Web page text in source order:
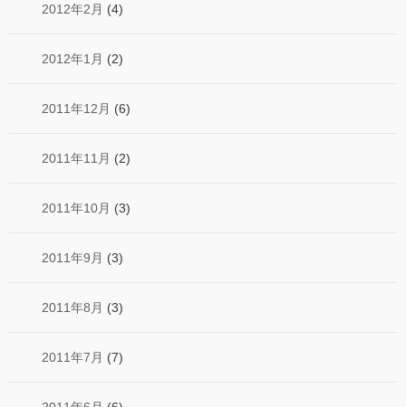
2012年2月 (4)
2012年1月 (2)
2011年12月 (6)
2011年11月 (2)
2011年10月 (3)
2011年9月 (3)
2011年8月 (3)
2011年7月 (7)